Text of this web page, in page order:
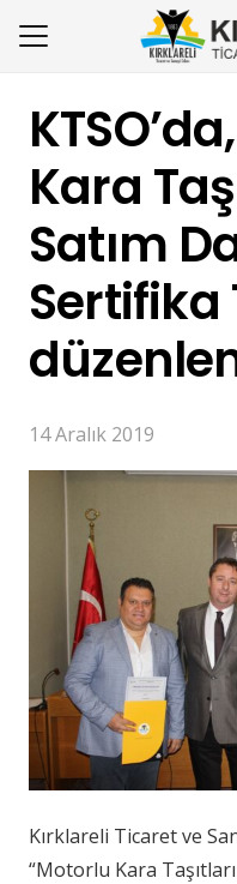
Kara
Satım
Sertifika
14 Aralık 2019
Kırklareli Ticaret ve
“Motorlu Kara Taşıtları